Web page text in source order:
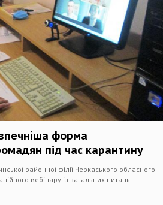
форма
під час карантину
районної філії Черкаського обласного
вебінару із загальних питань